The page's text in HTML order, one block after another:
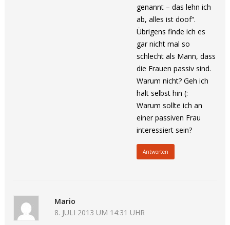
genannt – das lehn ich
ab, alles ist doof“.
Übrigens finde ich es
gar nicht mal so
schlecht als Mann, dass
die Frauen passiv sind.
Warum nicht? Geh ich
halt selbst hin (:
Warum sollte ich an
einer passiven Frau
interessiert sein?
Antworten
Mario
8. JULI 2013 UM 14:31 UHR